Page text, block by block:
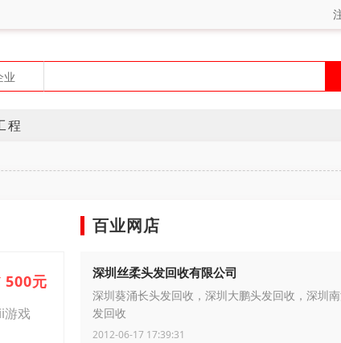
程
500元
游戏
百业网店
深圳丝柔头发回收有限公司
深圳葵涌长头发回收，深圳大鹏头发回收，深圳
发回收
2012-06-17 17:39:31